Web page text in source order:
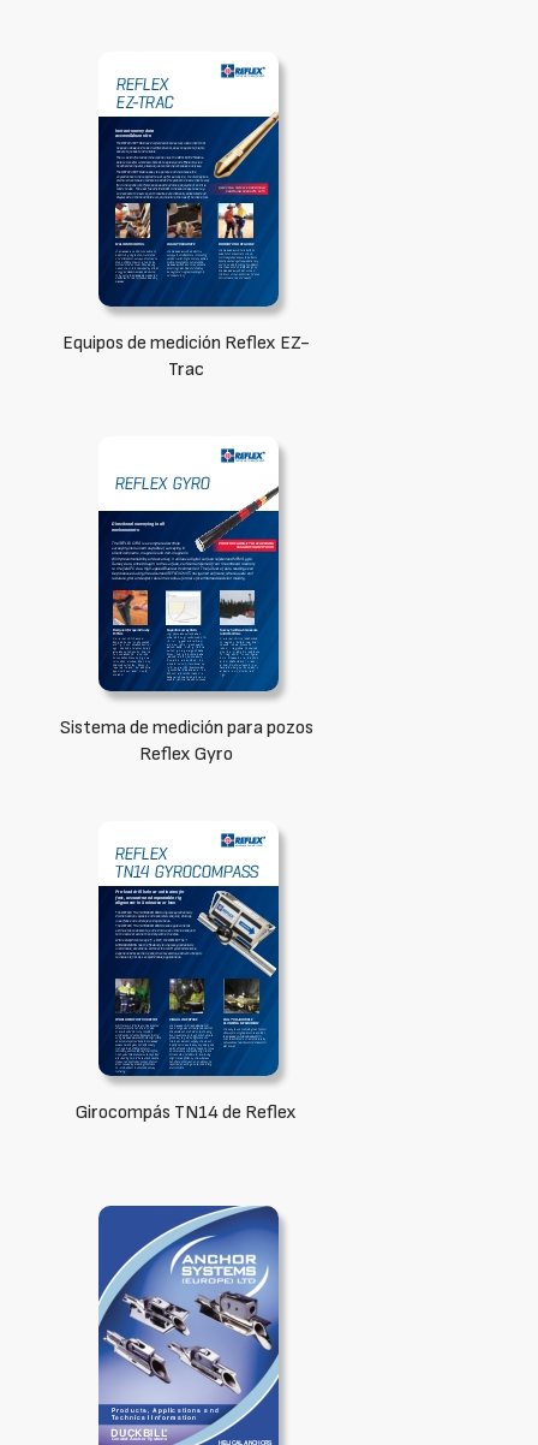
Equipos de medición Reflex EZ-
Trac
Sistema de medición para pozos
Reflex Gyro
Girocompás TN14 de Reflex